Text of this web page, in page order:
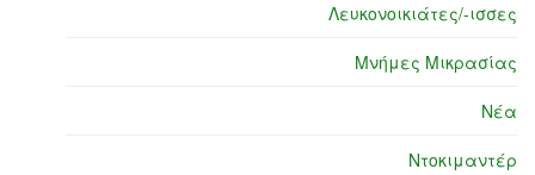
Λευκονοικιάτες/-ισσες
Μνήμες Μικρασίας
Νέα
Ντοκιμαντέρ